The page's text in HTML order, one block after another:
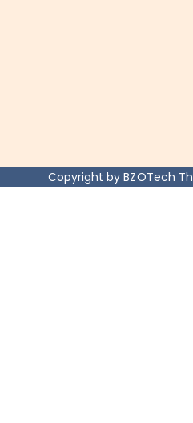
Copyright by BZOTech